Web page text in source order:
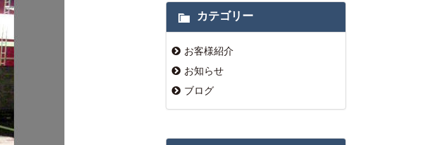
カテゴリー
お客様紹介
お知らせ
ブログ